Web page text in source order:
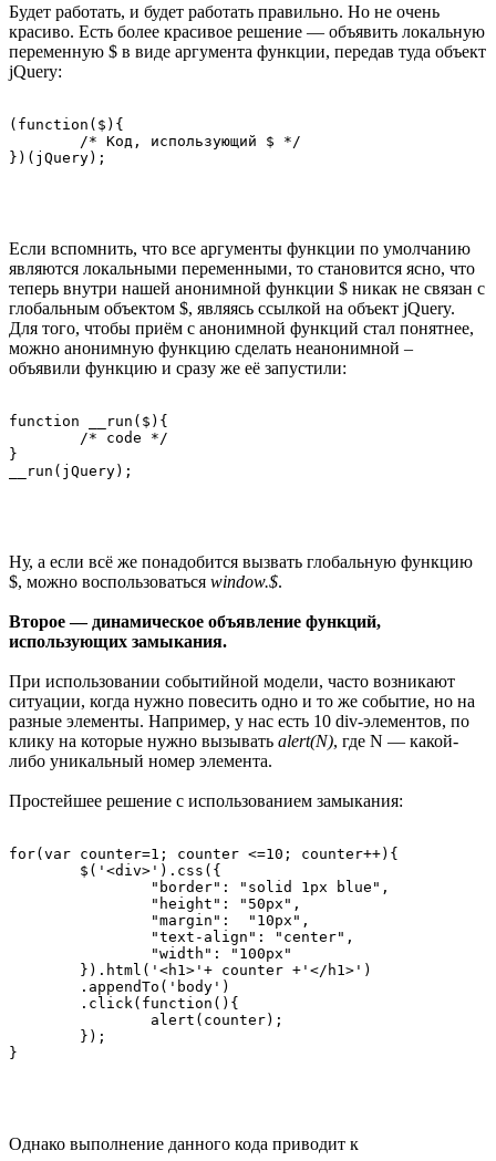
Будет работать, и будет работать правильно. Но не очень
красиво. Есть более красивое решение — объявить локальную
переменную $ в виде аргумента функции, передав туда объект
jQuery:
(function($){
Если вспомнить, что все аргументы функции по умолчанию
являются локальными переменными, то становится ясно, что
теперь внутри нашей анонимной функции $ никак не связан с
глобальным объектом $, являясь ссылкой на объект jQuery.
Для того, чтобы приём с анонимной функций стал понятнее,
можно анонимную функцию сделать неанонимной –
объявили функцию и сразу же её запустили:
function __run($){
}
Ну, а если всё же понадобится вызвать глобальную функцию
$, можно воспользоваться window.$.
Второе — динамическое объявление функций,
использующих замыкания.
При использовании событийной модели, часто возникают
ситуации, когда нужно повесить одно и то же событие, но на
разные элементы. Например, у нас есть 10 div-элементов, по
клику на которые нужно вызывать alert(N), где N — какой-
либо уникальный номер элемента.
Простейшее решение c использованием замыкания:
for(var counter=1; counter <=10; counter++){
Однако выполнение данного кода приводит к